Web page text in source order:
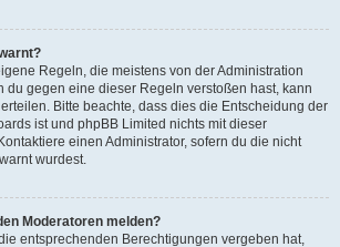
Regeln, die meistens von der Administration
du gegen eine dieser Regeln verstoßen hast, kann
Bitte beachte, dass dies die Entscheidung der
ist und phpBB Limited nichts mit dieser
einen Administrator, sofern du die nicht
wurdest.
Moderatoren melden?
entsprechenden Berechtigungen vergeben hat,